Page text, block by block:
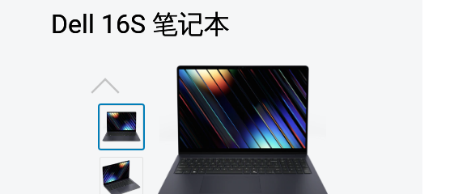
Dell 16S 笔记本
View 前侧 DS16260